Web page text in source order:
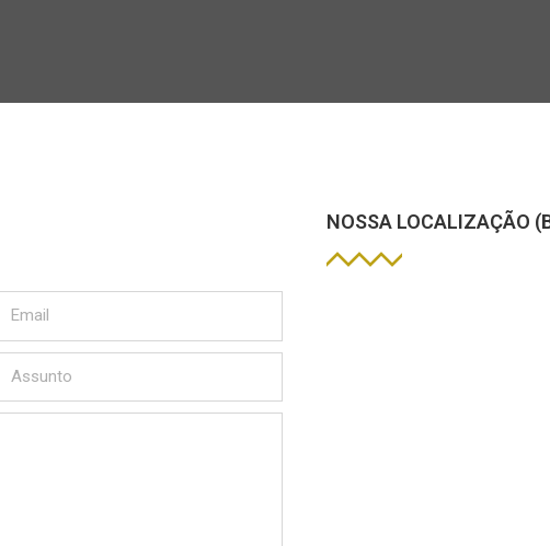
NOSSA LOCALIZAÇÃO